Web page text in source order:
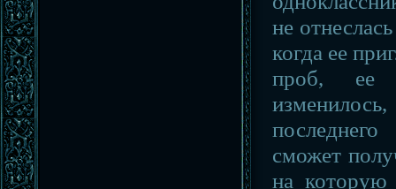
не
когда ее
проб, ее
сможет
на которую